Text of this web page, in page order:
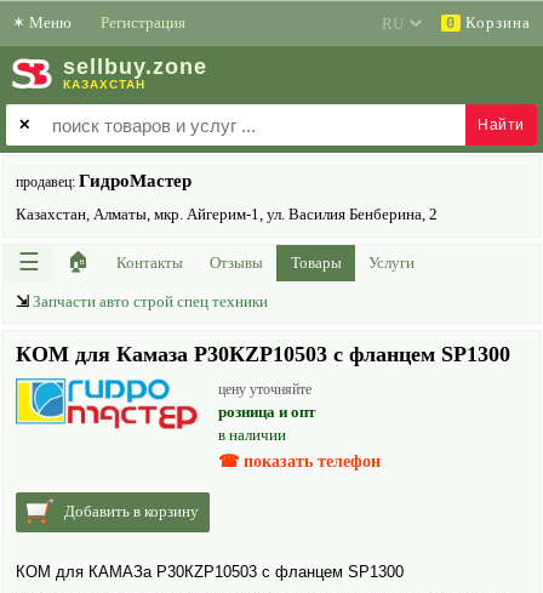
✶ Меню Регистрация 0 Корзина
sell buy.zone
КАЗАХСТАН
✕
продавец: ГидроМастер
Казахстан, Алматы, мкр. Айгерим-1, ул. Василия Бенберина, 2
☰ 🏠 Контакты Отзывы Товары Услуги
⇲ Запчасти авто строй спец техники
КОМ для Камаза Р30КZР10503 с фланцем SP1300
цену уточняйте
розница и опт
в наличии
☎ показать телефон
Добавить в корзину
КОМ для КАМАЗа Р30КZР10503 с фланцем SP1300